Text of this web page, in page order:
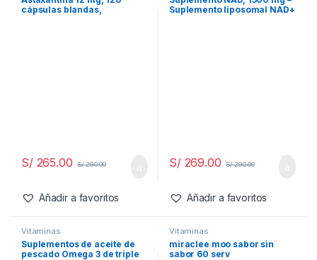
cápsulas blandas,
S/265.00 S/290.00
Añadir a favoritos
Suplemento liposomal NAD+
S/269.00 S/290.00
Añadir a favoritos
Vitaminasㅤ
Suplementos de aceite de
pescado Omega 3 de triple
Vitaminasㅤ
miraclee moo sabor sin
sabor 60 serv